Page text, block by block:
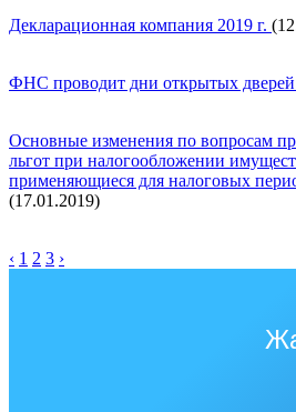
Декларационная компания 2019 г.
ФНС проводит дни открытых дверей
Основные изменения по вопросам
льгот при налогообложении
применяющиеся для налоговых
(17.01.2019)
‹ 1 2 3 ›